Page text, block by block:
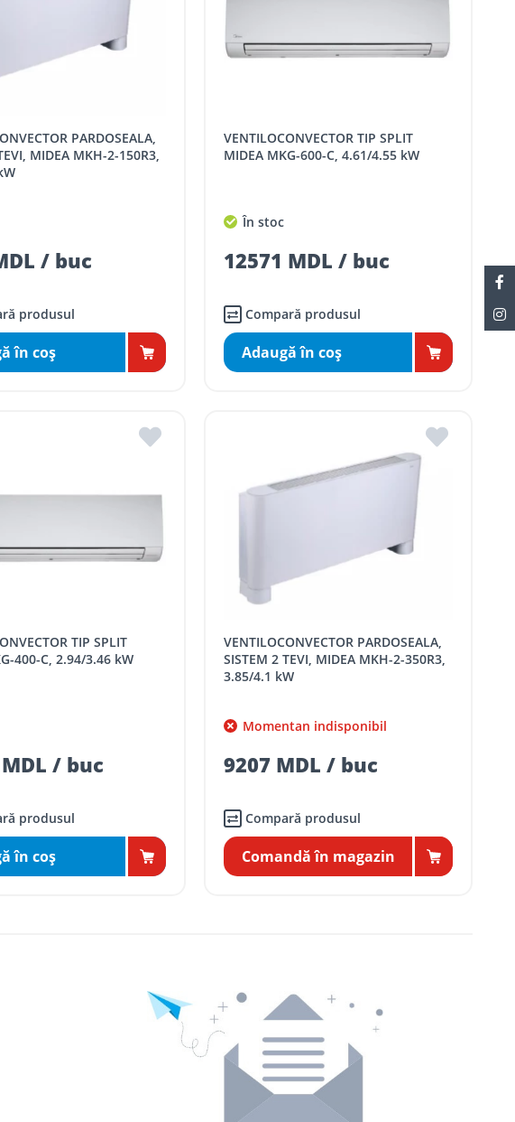
MIDEA MKH-2-150R3,
/ buc
produsul
în coş
VENTILOCONVECTOR TIP SPLIT
MIDEA MKG-600-C, 4.61/4.55 kW
În stoc
12571 MDL / buc
Compară produsul
Adaugă în coş
400-C, 2.94/3.46 kW
/ buc
produsul
în coş
VENTILOCONVECTOR PARDOSEALA,
SISTEM 2 TEVI, MIDEA MKH-2-350R3,
3.85/4.1 kW
Momentan indisponibil
9207 MDL / buc
Compară produsul
Comandă în magazin